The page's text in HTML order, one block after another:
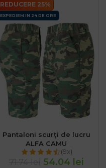
REDUCERE 25%
EXPEDIEM IN 24 DE ORE
Pantaloni scurți de lucru
ALFA CAMU
(9x)
54.04 lei